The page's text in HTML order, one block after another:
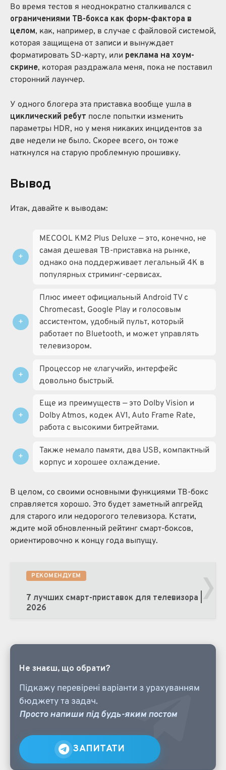
Во время тестов я неоднократно сталкивался с
ограничениями ТВ-бокса как форм-фактора в
целом, как, например, в случае с файловой системой,
которая защищена от записи и вынуждает
форматировать SD-карту, или реклама на хоум-
скрине, которая раздражала меня, пока не поставил
сторонний лаунчер.
У одного блогера эта приставка вообще ушла в
циклический ребут после попытки изменить
параметры HDR, но у меня никаких инцидентов за
две недели не было. Скорее всего, он тоже
наткнулся на старую проблемную прошивку.
Вывод
Итак, давайте к выводам:
MECOOL KM2 Plus Deluxe — это, конечно, не
самая дешевая ТВ-приставка на рынке,
однако она поддерживает легальный 4K в
популярных стриминг-сервисах.
Плюс имеет официальный Android TV с
Chromecast, Google Play и голосовым
ассистентом, удобный пульт, который
работает по Bluetooth, и может управлять
телевизором.
Процессор не «лагучий», интерфейс
довольно быстрый.
Еще из преимуществ — это Dolby Vision и
Dolby Atmos, кодек AV1, Auto Frame Rate,
работа с высокими битрейтами.
Также немало памяти, два USB, компактный
корпус и хорошее охлаждение.
В целом, со своими основными функциями ТВ-бокс
справляется хорошо. Это будет заметный апгрейд
для старого или недорогого телевизора. Кстати,
ждите мой обновленный рейтинг смарт-боксов,
ориентировочно к концу года выпущу.
РЕКОМЕНДУЕМ
7 лучших смарт-приставок для телевизора |
2026
›
Не знаєш, що обрати?
Підкажу перевірені варіанти з урахуванням
бюджету та задач.
Просто напиши під будь-яким постом
ЗАПИТАТИ